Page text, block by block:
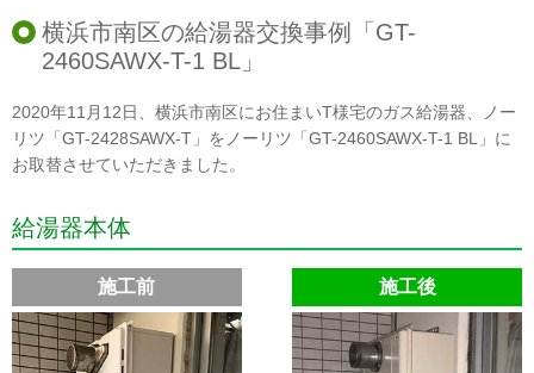
横浜市南区の給湯器交換事例「GT-
2460SAWX-T-1 BL」
2020年11月12日、横浜市南区にお住まいT様宅のガス給湯器、ノー
リツ「GT-2428SAWX-T」をノーリツ「GT-2460SAWX-T-1 BL」に
お取替させていただきました。
給湯器本体
施工前 施工後